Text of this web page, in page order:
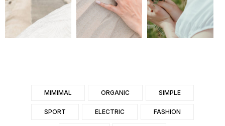
MIMIMAL ORGANIC SIMPLE
SPORT ELECTRIC FASHION